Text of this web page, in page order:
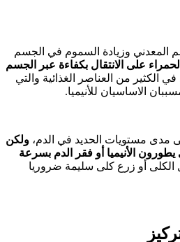
المعدني وزيادة السموم في الجسم
على الانتقال بكفاءة عبر الجسم
من العناصر الغذائية والتي
الاساسيان للأنيميا.
مدى مستويات الحديد في الدم، ولكن
الأنيميا أو فقر الدم بسرعة
الكلى أو زرع كلى سليمة ضروريا